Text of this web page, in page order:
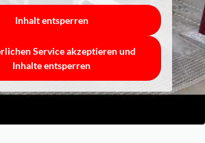
Inhalt entsperren
Service akzeptieren und
Inhalte entsperren